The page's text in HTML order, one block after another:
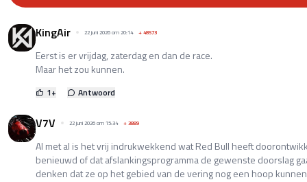
KingAir 22 juni 2026 om 20:14 +48573
Eerst is er vrijdag, zaterdag en dan de race.
Maar het zou kunnen.
1+ Antwoord
V7V 22 juni 2026 om 15:34 +3889
Al met al is het vrij indrukwekkend wat Red Bull heeft
benieuwd of dat afslankingsprogramma de gewenste doorslag
denken dat ze op het gebied van de vering nog een hoop